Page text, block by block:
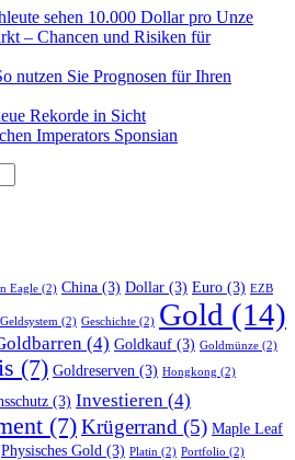
sehen 10.000 Dollar pro Unze
– Chancen und Risiken für
nutzen Sie Prognosen für Ihren
Rekorde in Sicht
Imperators Sponsian
Eagle (2) China (3) Dollar (3) Euro (3) EZB
Geldsystem (2) Geschichte (2) Gold (14)
(4) Goldkauf (3) Goldmünze (2)
(7) Goldreserven (3) Hongkong (2)
(3) Investieren (4)
(7)Krügerrand (5) Maple Leaf
Physisches Gold (3) Platin (2) Portfolio (2)